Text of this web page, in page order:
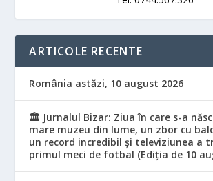
ARTICOLE RECENTE
România astăzi, 10 august 2026
🏛️ Jurnalul Bizar: Ziua în care s-a
mare muzeu din lume, un zbor cu
un record incredibil și televiziunea a
primul meci de fotbal (Ediția de 10